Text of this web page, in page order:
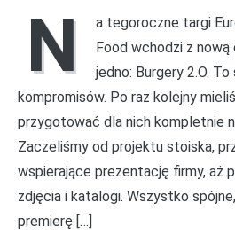
N
a tegoroczne targi
Food wchodzi z
jedno: Burgery 2.O. To
kompromisów. Po raz kolejny
przygotować dla nich kompletnie
Zaczeliśmy od projektu stoiska,
wspierające prezentację firmy, aż
zdjęcia i katalogi. Wszystko
premierę […]